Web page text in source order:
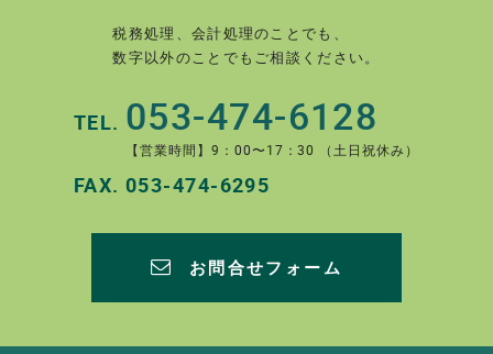
税務処理、会計処理のことでも、
数字以外のことでもご相談ください。
TEL. 053-474-6128
【営業時間】9：00〜17：30 （土日祝休み）
FAX. 053-474-6295
お問合せフォーム